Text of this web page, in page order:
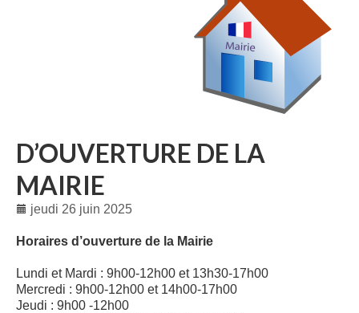
D’OUVERTURE DE LA
MAIRIE
jeudi 26 juin 2025
Horaires d’ouverture de la Mairie
Lundi et Mardi : 9h00-12h00 et 13h30-17h00
Mercredi : 9h00-12h00 et 14h00-17h00
Jeudi : 9h00 -12h00